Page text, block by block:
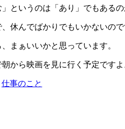
というのは「あり」でもあるの
休んでばかりでもいかないので
まぁいいかと思っています。
から映画を見に行く予定ですよ
仕事のこと